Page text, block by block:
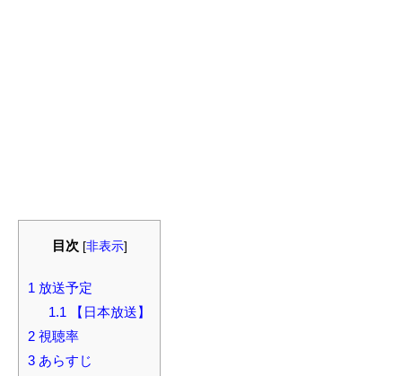
目次 [非表示]
1 放送予定
1.1 【日本放送】
2 視聴率
3 あらすじ